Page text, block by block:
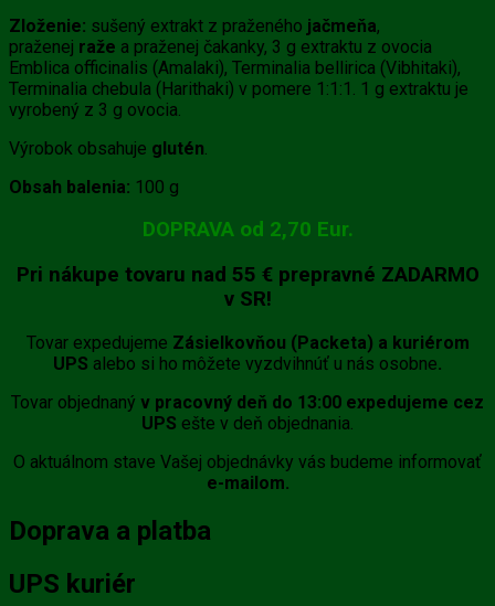
Zloženie: sušený extrakt z praženého jačmeňa,
praženej raže a praženej čakanky, 3 g extraktu z ovocia
Emblica officinalis (Amalaki), Terminalia bellirica (Vibhitaki),
Terminalia chebula (Harithaki) v pomere 1:1:1. 1 g extraktu je
vyrobený z 3 g ovocia.
Výrobok obsahuje glutén
Obsah balenia: 100 g
DOPRAVA od 2,70 Eur.
Pri nákupe tovaru nad 55 € prepravné ZADARMO
v SR!
Tovar expedujeme Zásielkovňou (Packeta) a kuriérom
UPS alebo si ho môžete vyzdvihnúť u nás osobne.
Tovar objednaný v pracovný deň do 13:00 expedujeme cez
UPS ešte v deň objednania.
O aktuálnom stave Vašej objednávky vás budeme informovať
e-mailom.
Doprava a platba
UPS kuriér